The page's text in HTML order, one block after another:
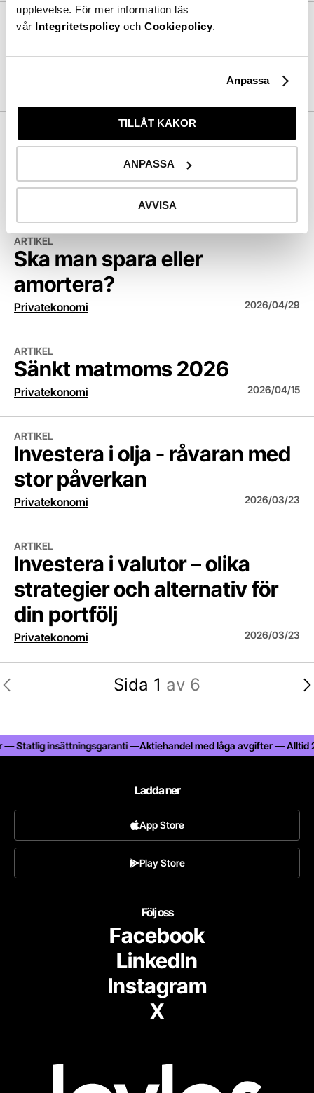
upplevelse. För mer information läs
vår Integritetspolicy och Cookiepolicy.
Anpassa
TILLÅT KAKOR
ANPASSA
AVVISA
Så månadssparar Levlers kunder
ARTIKEL
Så månadssparar Levlers
kunder
2026/05/06
Varför sparar vi inte mer – trots att vi tjänar mer?
Varför sparar vi inte mer –
trots att vi tjänar mer?
Ska man spara eller amortera?
ARTIKEL
Ska man spara eller
amortera?
Privatekonomi 2026/04/29
ARTIKEL
Sänkt matmoms 2026
Privatekonomi 2026/04/15
ARTIKEL
Investera i olja - råvaran med
stor påverkan
Privatekonomi 2026/03/23
ARTIKEL
Investera i valutor – olika
strategier och alternativ för
din portfölj
Privatekonomi 2026/03/23
Sida 1 av 6
insättningsgaranti —Aktiehandel med låga avgifter — Alltid
Ladda ner
App Store
Play Store
Följ oss
Facebook
LinkedIn
Instagram
X